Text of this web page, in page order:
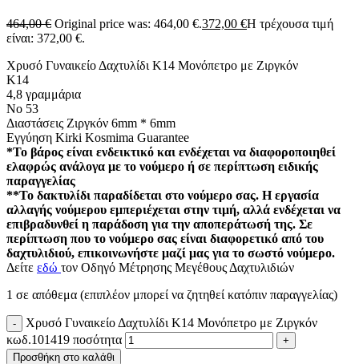
464,00€ Original price was: 464,00 €.372,00 €Η τρέχουσα τιμή
είναι: 372,00 €.
Χρυσό Γυναικείο Δαχτυλίδι Κ14 Μονόπετρο με Ζιργκόν
Κ14
4,8 γραμμάρια
Νο 53
Διαστάσεις Ζιργκόν 6mm * 6mm
Εγγύηση Kirki Kosmima Guarantee
*Το βάρος είναι ενδεικτικό και ενδέχεται να διαφοροποιηθεί
ελαφρώς ανάλογα με το νούμερο ή σε περίπτωση ειδικής
παραγγελίας
**Το δακτυλίδι παραδίδεται στο νούμερο σας. Η εργασία
αλλαγής νούμερου εμπεριέχεται στην τιμή, αλλά ενδέχεται να
επιβραδυνθεί η παράδοση για την αποπεράτωσή της. Σε
περίπτωση που το νούμερο σας είναι διαφορετικό από του
δαχτυλιδιού, επικοινωνήστε μαζί μας για το σωστό νούμερο.
Δείτε εδώ τον Οδηγό Μέτρησης Μεγέθους Δαχτυλιδιών
1 σε απόθεμα (επιπλέον μπορεί να ζητηθεί κατόπιν παραγγελίας)
Χρυσό Γυναικείο Δαχτυλίδι Κ14 Μονόπετρο με Ζιργκόν
κωδ.101419 ποσότητα
Προσθήκη στο καλάθι